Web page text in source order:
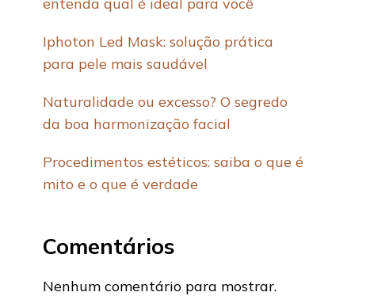
entenda qual é ideal para você
Iphoton Led Mask: solução prática
para pele mais saudável
Naturalidade ou excesso? O segredo
da boa harmonização facial
Procedimentos estéticos: saiba o que é
mito e o que é verdade
Comentários
Nenhum comentário para mostrar.